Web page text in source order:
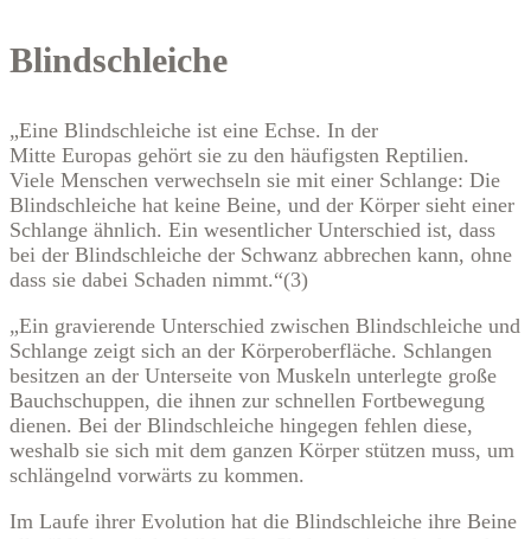
Blindschleiche
„Eine Blindschleiche ist eine Echse. In der
Mitte Europas gehört sie zu den häufigsten Reptilien.
Viele Menschen verwechseln sie mit einer Schlange: Die
Blindschleiche hat keine Beine, und der Körper sieht einer
Schlange ähnlich. Ein wesentlicher Unterschied ist, dass
bei der Blindschleiche der Schwanz abbrechen kann, ohne
dass sie dabei Schaden nimmt.“(3)
„Ein gravierende Unterschied zwischen Blindschleiche und
Schlange zeigt sich an der Körperoberfläche. Schlangen
besitzen an der Unterseite von Muskeln unterlegte große
Bauchschuppen, die ihnen zur schnellen Fortbewegung
dienen. Bei der Blindschleiche hingegen fehlen diese,
weshalb sie sich mit dem ganzen Körper stützen muss, um
schlängelnd vorwärts zu kommen.
Im Laufe ihrer Evolution hat die Blindschleiche ihre Beine